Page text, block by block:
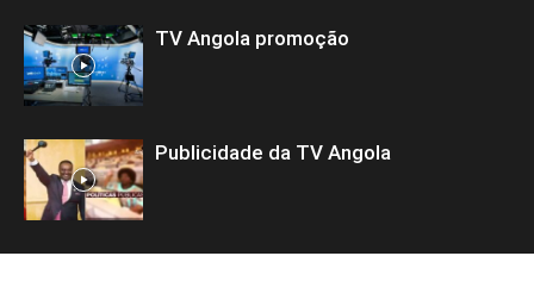
TV Angola promoção
Publicidade da TV Angola